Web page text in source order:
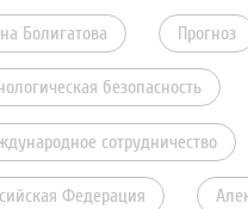
Болигатова Прогноз
безопасность
сотрудничество
Федерация